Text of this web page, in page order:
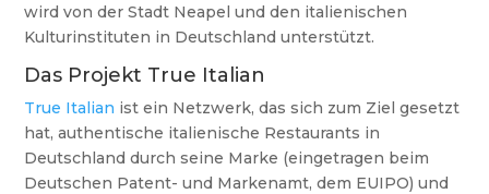
wird von der Stadt Neapel und den italienischen
Kulturinstituten in Deutschland unterstützt.
Das Projekt True Italian
True Italian ist ein Netzwerk, das sich zum Ziel gesetzt
hat, authentische italienische Restaurants in
Deutschland durch seine Marke (eingetragen beim
Deutschen Patent- und Markenamt, dem EUIPO) und